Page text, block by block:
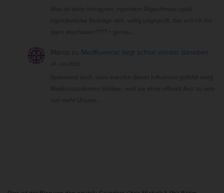
Was ist denn Instagram, irgendein Algorithmus spült
irgendwelche Beiträge rein, völlig ungeprüft, das soll ich mir
dann anschauen???? + genau…
Marco zu Medfluencer liegt schon wieder daneben
24. Juli 2026
Spannend auch, dass manche dieser Influencer gefühlt ewig
Medizinstudenten bleiben, weil sie ohne offiziell Arzt zu sein
viel mehr Unsinn…